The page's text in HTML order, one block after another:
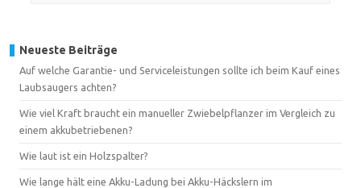
Neueste Beiträge
Auf welche Garantie- und Serviceleistungen sollte ich beim Kauf eines
Laubsaugers achten?
Wie viel Kraft braucht ein manueller Zwiebelpflanzer im Vergleich zu
einem akkubetriebenen?
Wie laut ist ein Holzspalter?
Wie lange hält eine Akku-Ladung bei Akku-Häckslern im